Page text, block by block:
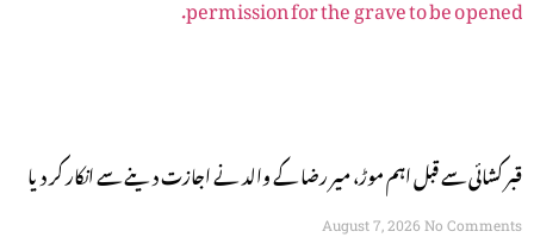
قبر کشائی سے قبل اہم موڑ، میر رضا کے والد نے اجازت دینے سے انکار کر دیا
August 7, 2026 No Comments